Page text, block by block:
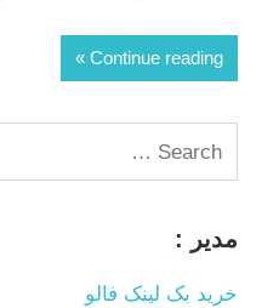
Continue reading
مدیر :
خرید بک لینک فالو